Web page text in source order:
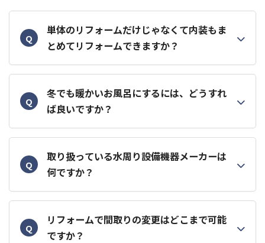
Q
単体のリフォームだけじゃなくて内装もま
とめてリフォームできますか？
Q
冬でも暖かいお風呂にするには、どうすれ
ば良いですか？
Q
取り扱っている水周り設備機器メーカーは
何ですか？
Q
リフォームで間取りの変更はどこまで可能
ですか？